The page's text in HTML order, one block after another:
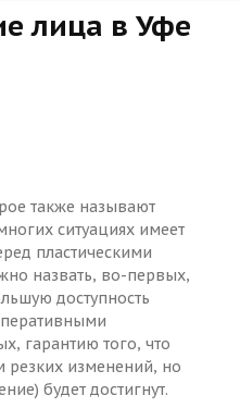
лица в Уфе
также называют
ситуациях имеет
пластическими
назвать, во-первых,
доступность
гарантию того, что
резких изменений, но
будет достигнут.